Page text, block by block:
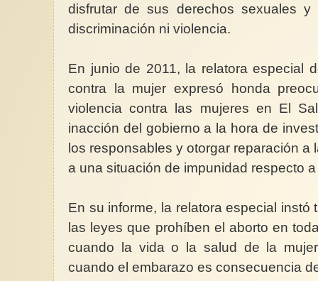
disfrutar de sus derechos sexuales y
discriminación ni violencia.
En junio de 2011, la relatora especial
contra la mujer expresó honda
violencia contra las mujeres en El
inacción del gobierno a la hora de
los responsables y otorgar reparación a
a una situación de impunidad respecto
En su informe, la relatora especial instó
las leyes que prohíben el aborto en
cuando la vida o la salud de la
cuando el embarazo es consecuencia